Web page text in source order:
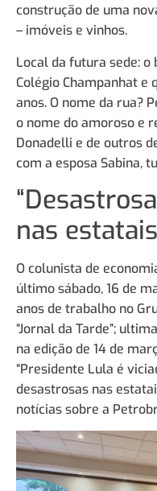
construção de uma
– imóveis e vinhos.
Local da futura sede:
Colégio Champanhat e
anos. O nome da rua?
o nome do amoroso e
Donadelli e de outros
com a esposa Sabina,
nas
O colunista de
último sábado, 16 de
anos de trabalho no
“Jornal da Tarde”;
na edição de 14 de
“Presidente Lula é
desastrosas nas
notícias sobre a